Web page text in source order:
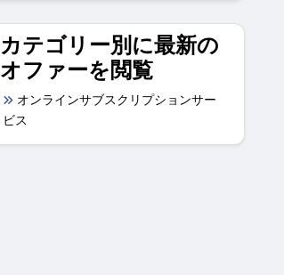
カテゴリー別に最新の
オファーを閲覧
オンラインサブスクリプションサー
ビス